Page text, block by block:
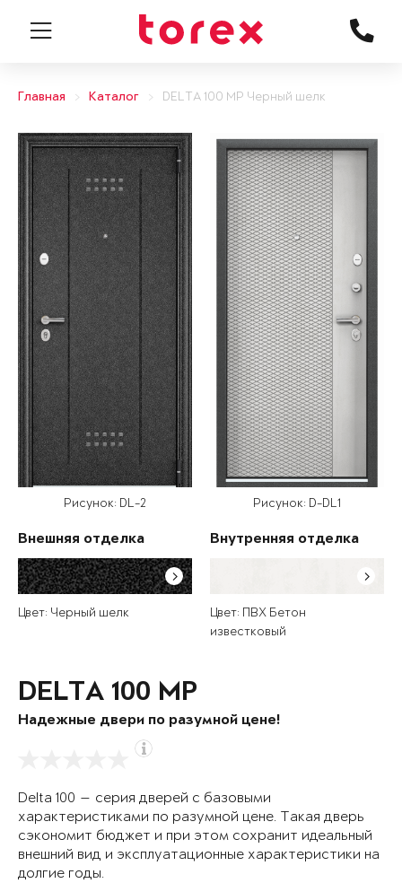
Главная Каталог DELTA 100 MP Черный шелк
Рисунок: DL-2
Внешняя отделка
Цвет: Черный шелк
Рисунок: D-DL1
Внутренняя отделка
Цвет: ПВХ Бетон
известковый
DELTA 100 MP
Надежные двери по разумной цене!
Delta 100 — серия дверей с базовыми
характеристиками по разумной цене. Такая дверь
сэкономит бюджет и при этом сохранит идеальный
внешний вид и эксплуатационные характеристики на
долгие годы.